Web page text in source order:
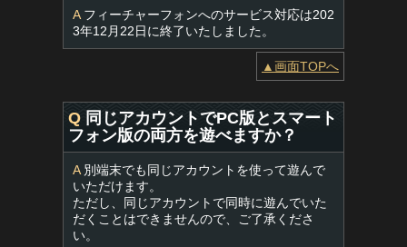
Aフィーチャーフォンへのサービス対応は202
3年12月22日に終了いたしました。
▲画面TOPへ
Q 同じアカウントでPC版とスマート
フォン版の両方を遊べますか？
A別端末でも同じアカウントを使って遊んで
いただけます。
ただし、同じアカウントで同時に遊んでいた
だくことはできませんので、ご了承くださ
い。